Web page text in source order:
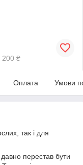
200 ₴
Оплата Умови
так і для
перестав бути